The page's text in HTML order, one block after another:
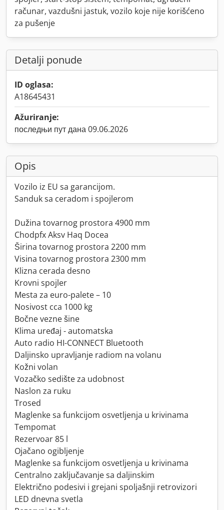
računar, vazdušni jastuk, vozilo koje nije korišćeno
za pušenje
Detalji ponude
ID oglasa:
A18645431
Ažuriranje:
последњи пут дана 09.06.2026
Opis
Vozilo iz EU sa garancijom.
Sanduk sa ceradom i spojlerom
Dužina tovarnog prostora 4900 mm
Chodpfx Aksv Haq Docea
Širina tovarnog prostora 2200 mm
Visina tovarnog prostora 2300 mm
Klizna cerada desno
Krovni spojler
Mesta za euro-palete – 10
Nosivost cca 1000 kg
Bočne vezne šine
Klima uređaj - automatska
Auto radio HI-CONNECT Bluetooth
Daljinsko upravljanje radiom na volanu
Kožni volan
Vozačko sedište za udobnost
Naslon za ruku
Trosed
Maglenke sa funkcijom osvetljenja u krivinama
Tempomat
Rezervoar 85 l
Ojačano ogibljenje
Maglenke sa funkcijom osvetljenja u krivinama
Centralno zaključavanje sa daljinskim
Električno podesivi i grejani spoljašnji retrovizori
LED dnevna svetla